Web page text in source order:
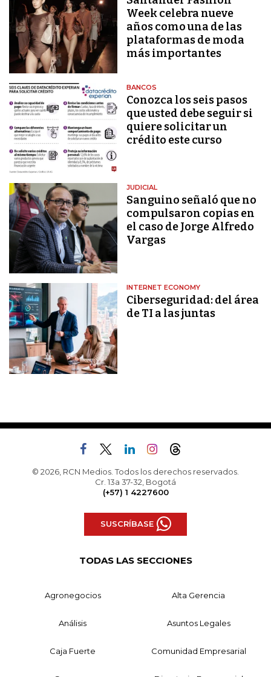
Week celebra nueve
años como una de las
plataformas de moda
más importantes
BANCOS
Conozca los seis pasos
que usted debe seguir si
quiere solicitar un
crédito este curso
JUDICIAL
Sanguino señaló que no
compulsaron copias en
el caso de Jorge Alfredo
Vargas
INTERNET ECONOMY
Ciberseguridad: del área
de TI a las juntas
© 2026, RCN Medios. Todos los derechos reservados.
Cr. 13a 37-32, Bogotá
(+57) 1 4227600
SUSCRÍBASE
TODAS LAS SECCIONES
Agronegocios Alta Gerencia
Análisis Asuntos Legales
Caja Fuerte Comunidad Empresarial